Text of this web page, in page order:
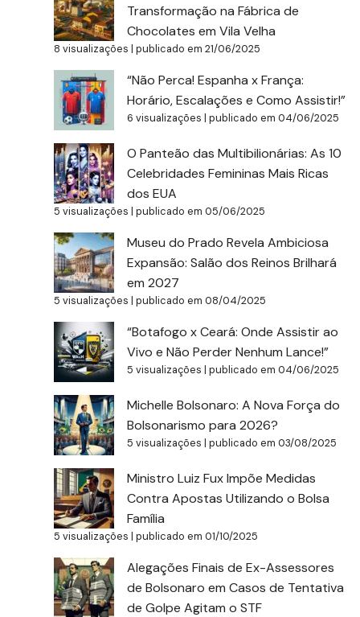
Transformação na Fábrica de
Chocolates em Vila Velha
8 visualizações |publicado em 21/06/2025
“Não Perca! Espanha x França:
Horário, Escalações e Como Assistir!”
6 visualizações |publicado em 04/06/2025
O Panteão das Multibilionárias: As 10
Celebridades Femininas Mais Ricas
dos EUA
5 visualizações |publicado em 05/06/2025
Museu do Prado Revela Ambiciosa
Expansão: Salão dos Reinos Brilhará
em 2027
5 visualizações |publicado em 08/04/2025
“Botafogo x Ceará: Onde Assistir ao
Vivo e Não Perder Nenhum Lance!”
5 visualizações |publicado em 04/06/2025
Michelle Bolsonaro: A Nova Força do
Bolsonarismo para 2026?
5 visualizações |publicado em 03/08/2025
Ministro Luiz Fux Impõe Medidas
Contra Apostas Utilizando o Bolsa
Família
5 visualizações |publicado em 01/10/2025
Alegações Finais de Ex-Assessores
de Bolsonaro em Casos de Tentativa
de Golpe Agitam o STF